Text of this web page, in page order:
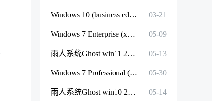
Windows 10 (business editions), list 22H2 (updated Dec 2023) (x64) - DVD (Chinese-Simplified) 03-21
Windows 7 Enterprise (x64) - DVD (Chinese-Simplified) 05-09
雨人系统Ghost win11 23H2 64位专业版优化纯净版YR_C3.5.2 05-13
Windows 7 Professional (x64) - DVD (Chinese-Simplified) 05-30
雨人系统Ghost win10 22H2 32位&64位专业版纯净版YR_C13.51 05-14